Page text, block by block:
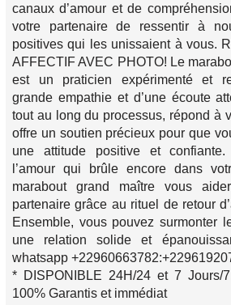
canaux d’amour et de
votre partenaire de ressentir à
positives qui les unissaient à vous.
AFFECTIF AVEC PHOTO! Le
est un praticien expérimenté et
grande empathie et d’une écoute
tout au long du processus, répond à
offre un soutien précieux pour que
une attitude positive et confiante.
l’amour qui brûle encore dans
marabout grand maître vous
partenaire grâce au rituel de retour
Ensemble, vous pouvez surmonter
une relation solide et
whatsapp
* DISPONIBLE 24H/24 et 7 Jours/
100% Garantis et immédiat